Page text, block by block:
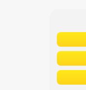
Сетевые отели Бали
Сетевые отели Сейшел